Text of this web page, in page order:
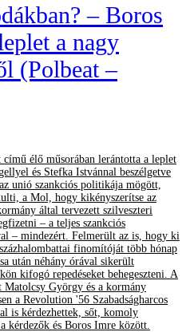
– Boros
a nagy
(Polbeat –
élő műsorában lerántotta a leplet
és Stefka Istvánnal beszélgetve
unió szankciós politikája mögött,
a Mol, hogy kikényszerítse az
által tervezett szilveszteri
– a teljes szankciós
– mindezért. Felmerült az is, hogy ki
finomítóját több hónap
után néhány órával sikerült
kifogó repedéseket behegeszteni. A
Matolcsy György és a kormány
a Revolution '56 Szabadságharcos
is kérdezhettek, sőt, komoly
kérdezők és Boros Imre között.